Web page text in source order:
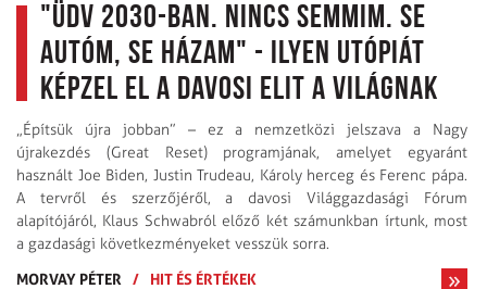
"Üdv 2030-ban. Nincs semmim. Se
autóm, se házam" - ilyen utópiát
képzel el a davosi elit a világnak
„Építsük újra jobban” – ez a nemzetközi jelszava a Nagy
újrakezdés (Great Reset) programjának, amelyet egyaránt
használt Joe Biden, Justin Trudeau, Károly herceg és Ferenc pápa.
A tervről és szerzőjéről, a davosi Világgazdasági Fórum
alapítójáról, Klaus Schwabról előző két számunkban írtunk, most
a gazdasági következményeket vesszük sorra.
MORVAY PÉTER
/ HIT ÉS ÉRTÉKEK